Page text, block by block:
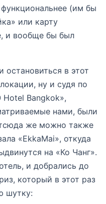
(им бы
или карту
и вообще бы был
в этот
ну и судя по
Bangkok»,
нами, были
же можно также
«EkkаMai», откуда
на «Ко Чанг».
и добрались до
который в этот раз
шутку: